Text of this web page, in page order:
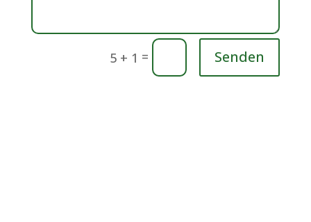
5 + 1 = Senden